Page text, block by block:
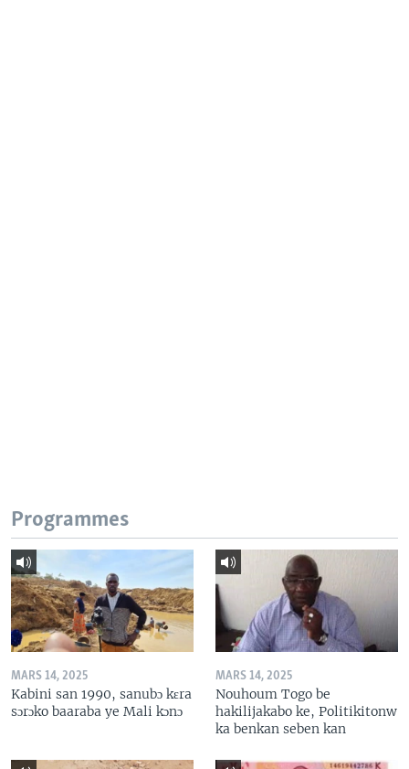
Programmes
MARS 14, 2025
Kabini san 1990, sanubɔ kɛra
sɔrɔko baaraba ye Mali kɔnɔ
MARS 14, 2025
Nouhoum Togo be
hakilijakabo ke, Politikitonw
ka benkan seben kan